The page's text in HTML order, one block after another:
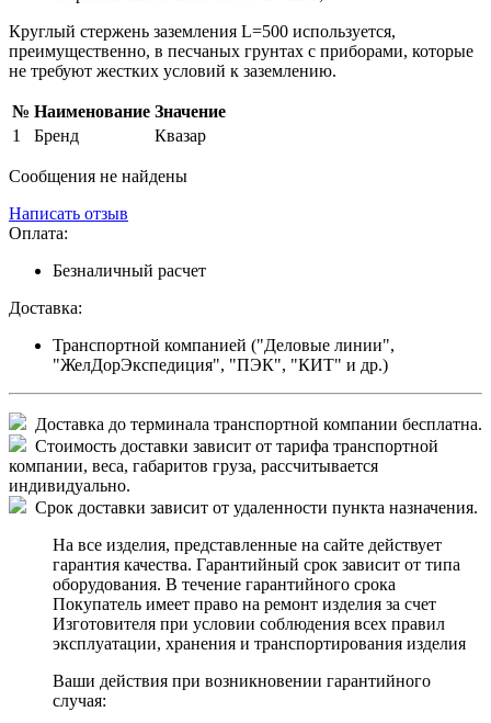
Круглый стержень заземления L=500 используется,
преимущественно, в песчаных грунтах с приборами, которые
не требуют жестких условий к заземлению.
№ Наименование Значение
1
Бренд Квазар
Сообщения не найдены
Написать отзыв
Оплата:
Безналичный расчет
Доставка:
Транспортной компанией ("Деловые линии",
"ЖелДорЭкспедиция", "ПЭК", "КИТ" и др.)
Доставка до терминала транспортной компании бесплатна.
Стоимость доставки зависит от тарифа транспортной
компании, веса, габаритов груза, рассчитывается
индивидуально.
Срок доставки зависит от удаленности пункта назначения.
На все изделия, представленные на сайте действует
гарантия качества. Гарантийный срок зависит от типа
оборудования. В течение гарантийного срока
Покупатель имеет право на ремонт изделия за счет
Изготовителя при условии соблюдения всех правил
эксплуатации, хранения и транспортирования изделия
Ваши действия при возникновении гарантийного
случая: